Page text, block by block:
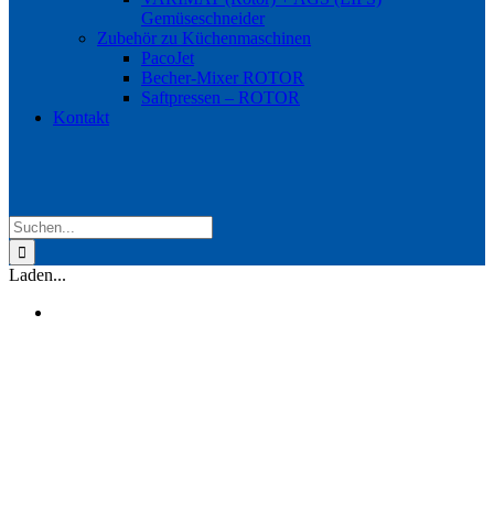
Gemüseschneider
Zubehör zu Küchenmaschinen
PacoJet
Becher-Mixer ROTOR
Saftpressen – ROTOR
Kontakt
Suche
nach:
Laden...